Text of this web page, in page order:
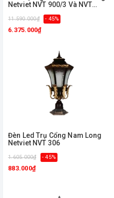
Netviet NVT 900/3 Và NVT
11.590.000₫ - 45%
6.375.000₫
Đèn Led Trụ Cổng Nam Long
Netviet NVT 306
1.605.000₫ - 45%
883.000₫